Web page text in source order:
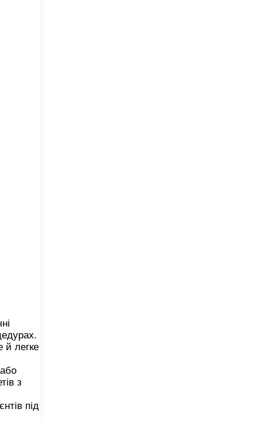
й легке
з
під